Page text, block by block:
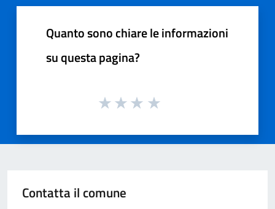
Quanto sono chiare le informazioni
su questa pagina?
Contatta il comune